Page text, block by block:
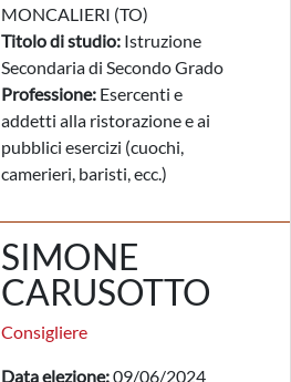
MONCALIERI (TO)
Titolo di studio: Istruzione
Secondaria di Secondo Grado
Professione: Esercenti e
addetti alla ristorazione e ai
pubblici esercizi (cuochi,
camerieri, baristi, ecc.)
SIMONE
CARUSOTTO
Consigliere
Data elezione:09/06/2024